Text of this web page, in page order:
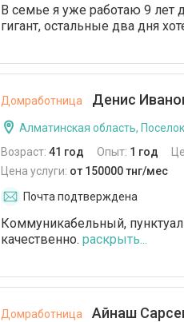
В семье я уже работаю 9 лет
гигант, остальные два дня
Домработница Денис
Алматинская область,
Возраст: 41 год Опыт: 1 год
Цена услуги: от 150000 тнг/мес
Почта подтверждена
Коммуникабельный,
качественно. раскрыть...
Домработница Айнаш